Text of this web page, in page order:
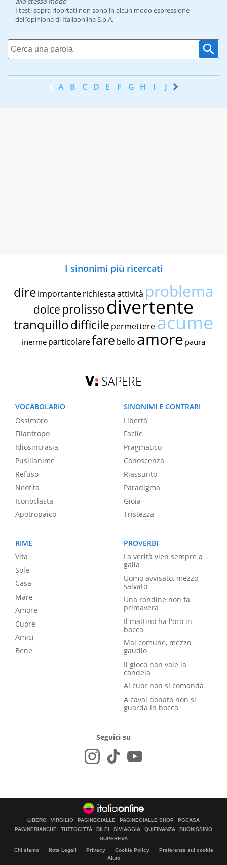
I testi sopra riportati non sono in alcun modo espressione
dell’opinione di Italiaonline S.p.A.
A B C D E F G H I J K
I sinonimi più ricercati
dire importante richiestaattività problema
dolce prolissodivertente
tranquillodifficile permettereacume
inerme particolarefare bello amore paura
SAPERE
VOCABOLARIO
Ossimoro
Filantropo
Idiosincrasia
Pusillanime
Refuso
Neofita
Iconoclasta
Apotropaico
SINONIMI E CONTRARI
Libertà
Facile
Pragmatico
Conoscenza
Riassunto
Paradigma
Gioia
Tristezza
RIME
Vita
Sole
Casa
Mare
Amore
Cuore
Amici
Bene
PROVERBI
La verità vien sempre a
galla
Uomo avvisato, mezzo
salvato
Una rondine non fa
primavera
Il mattino ha l'oro in
bocca
Mal comune, mezzo
gaudio
Il gioco non vale la
candela
Al cuor non si comanda
A caval donato non si
guarda in bocca
Seguici su
LIBERO VIRGILIO PAGINEGIALLE PAGINEGIALLE SHOP
PGCASA
PAGINEBIANCHE
TUTTOCITTÀ DILEI SIVIAGGIA QUIFINANZA
BUONISSIMO
SUPEREVA
Chi siamo Note Legali Privacy Cookie Policy
Preferenze sui cookie
Aiuto